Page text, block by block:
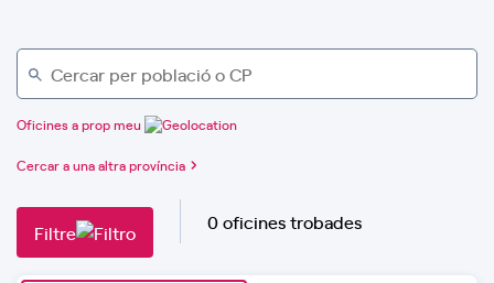
Oficines a prop meu
Cercar a una altra província
Filtre 0 oficines trobades